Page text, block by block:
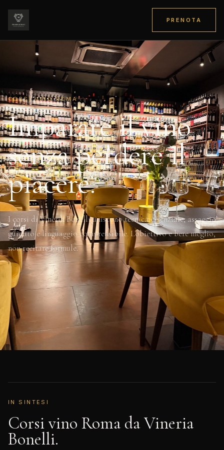
PRENOTA
CORSI VINO ROMA
Imparare il vino
senza perdere il
piacere.
I corsi di Vineria Bonelli uniscono tecnica essenziale, assaggio
guidato e linguaggio comprensibile. L'obiettivo e bere meglio,
non recitare formule.
IN SINTESI
Corsi vino Roma da Vineria
Bonelli.